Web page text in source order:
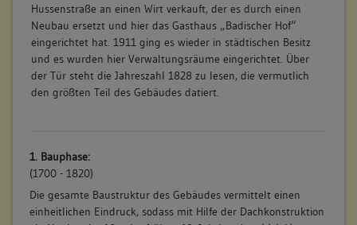
Hussenstraße an einen Wirt verkauft, der es durch einen
Neubau ersetzt und hier das Gasthaus „Badischer Hof“
eingerichtet hat. 1911 ging es wieder in städtischen Besitz
und es wurden hier Verwaltungsräume eingerichtet. Über
der Tür steht die Jahreszahl 1828 zu lesen, die vermutlich
den größten Teil des Gebäudes datiert.
1. Bauphase:
(1700 - 1820)
Die gesamte Baustruktur des Gebäudes vermittelt einen
einheitlichen Eindruck, sodass mit Hilfe der Dachkonstruktion